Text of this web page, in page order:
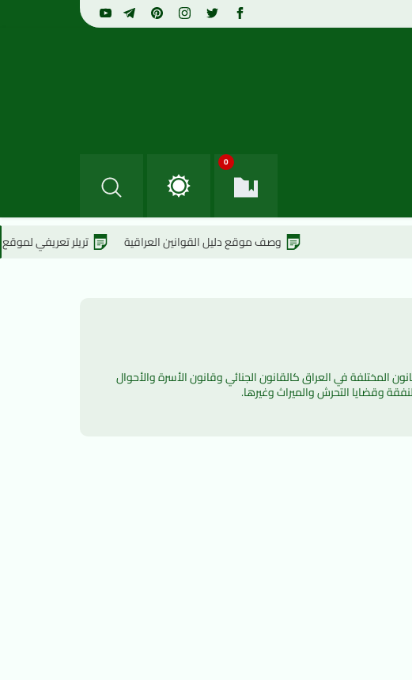
0
وصف موقع دليل القوانين العراقية تريلر تعريفي لموقع دليل القوانين
وقضايا التحرش والميراث وغيرها.